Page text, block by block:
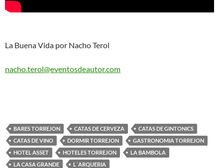
La Buena Vida por Nacho Terol
nacho.terol@eventosdeautor.com
BARES TORREJON CATAS DE CERVEZA
CATAS DE GINTONICS
CATAS DE VINO
DORMIR TORREJON
GASTRONOMIA TORREJON
HOTEL ASSET
HOTELES TORREJON
LA BAMBOLA
LA CASA GRANDE
L´ARQUERIA